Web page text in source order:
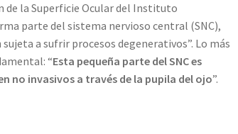
de la Superficie Ocular del Instituto
parte del sistema nervioso central (SNC),
a sufrir procesos degenerativos”. Lo más
“Esta pequeña parte del SNC es
no invasivos a través de la pupila del ojo”.